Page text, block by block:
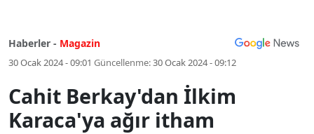
Haberler - Magazin
30 Ocak 2024 - 09:01 Güncellenme:30 Ocak 2024 - 09:12
Cahit Berkay'dan İlkim
Karaca'ya ağır itham